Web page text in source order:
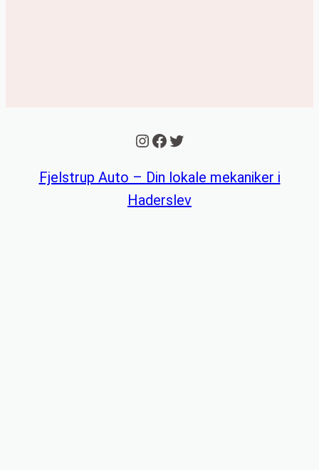
Instagram
Facebook
Twitter
Fjelstrup Auto – Din lokale mekaniker i
Haderslev